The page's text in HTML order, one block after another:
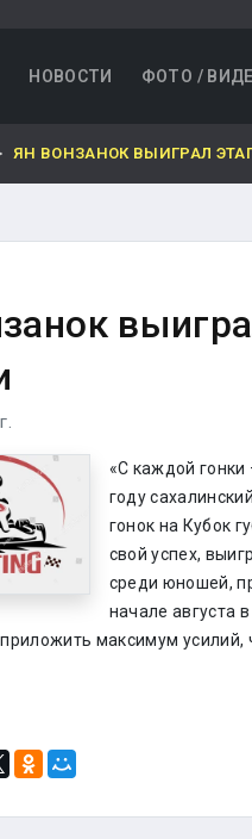
НОВОСТИ ФОТО /
ЯН ВОНЗАНОК ВЫИГРАЛ
«С каждой
году
гонок на Кубок
свой успех,
среди юношей,
начале августа
максимум усилий,